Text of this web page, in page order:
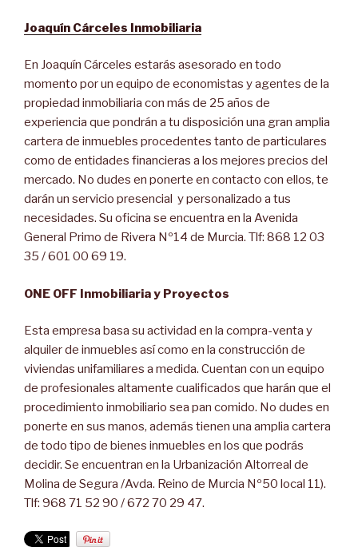
Joaquín Cárceles Inmobiliaria
En Joaquín Cárceles estarás asesorado en todo
momento por un equipo de economistas y agentes de la
propiedad inmobiliaria con más de 25 años de
experiencia que pondrán a tu disposición una gran amplia
cartera de inmuebles procedentes tanto de particulares
como de entidades financieras a los mejores precios del
mercado. No dudes en ponerte en contacto con ellos, te
darán un servicio presencial y personalizado a tus
necesidades. Su oficina se encuentra en la Avenida
General Primo de Rivera Nº14 de Murcia. Tlf: 868 12 03
35 / 601 00 69 19.
ONE OFF Inmobiliaria y Proyectos
Esta empresa basa su actividad en la compra-venta y
alquiler de inmuebles así como en la construcción de
viviendas unifamiliares a medida. Cuentan con un equipo
de profesionales altamente cualificados que harán que el
procedimiento inmobiliario sea pan comido. No dudes en
ponerte en sus manos, además tienen una amplia cartera
de todo tipo de bienes inmuebles en los que podrás
decidir. Se encuentran en la Urbanización Altorreal de
Molina de Segura /Avda. Reino de Murcia Nº50 local 11).
Tlf: 968 71 52 90 / 672 70 29 47.